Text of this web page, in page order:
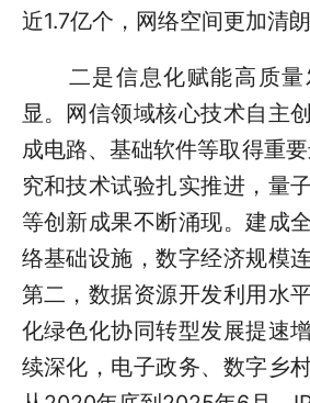
近1.7亿个，网络空间更加清朗
二是信息化赋能高质量
显。网信领域核心技术自主
成电路、基础软件等取得重
究和技术试验扎实推进，量
等创新成果不断涌现。建成
络基础设施，数字经济规模
第二，数据资源开发利用水
化绿色化协同转型发展提速
续深化，电子政务、数字乡